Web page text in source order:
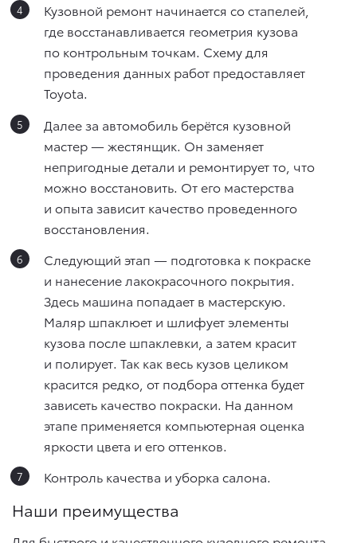
Кузовной ремонт начинается со стапелей,
где восстанавливается геометрия кузова
по контрольным точкам. Схему для
проведения данных работ предоставляет
Toyota.
Далее за автомобиль берётся кузовной
мастер — жестянщик. Он заменяет
непригодные детали и ремонтирует то, что
можно восстановить. От его мастерства
и опыта зависит качество проведенного
восстановления.
Следующий этап — подготовка к покраске
и нанесение лакокрасочного покрытия.
Здесь машина попадает в мастерскую.
Маляр шпаклюет и шлифует элементы
кузова после шпаклевки, а затем красит
и полирует. Так как весь кузов целиком
красится редко, от подбора оттенка будет
зависеть качество покраски. На данном
этапе применяется компьютерная оценка
яркости цвета и его оттенков.
Контроль качества и уборка салона.
Наши преимущества